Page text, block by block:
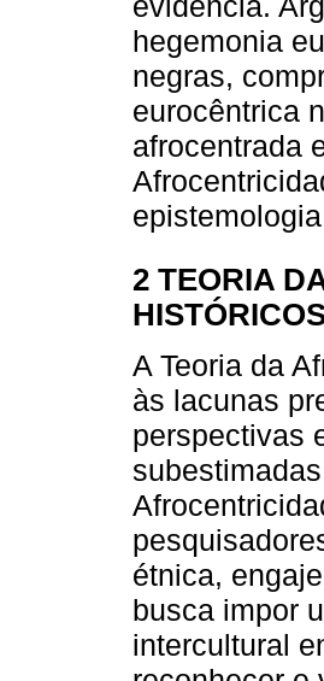
hegemonia
negras,
eurocêntrica
afrocentrada
2 TEORIA
A Teoria da
às lacunas
perspectivas
étnica,
busca impor
intercultural